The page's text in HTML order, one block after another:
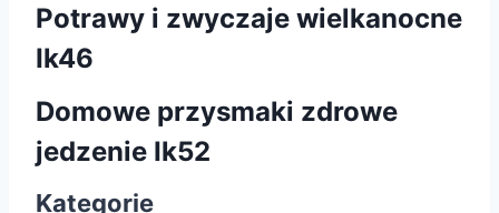
Potrawy i zwyczaje wielkanocne
Ik46
Domowe przysmaki zdrowe
jedzenie Ik52
Kategorie